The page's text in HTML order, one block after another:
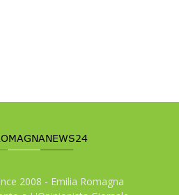
2008 - Emilia Romagna